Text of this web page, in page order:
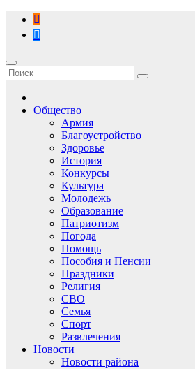
Перейти
содержимому
Общество
Армия
Благоустройство
Здоровье
История
Конкурсы
Культура
Молодежь
Образование
Патриотизм
Погода
Помощь
Пособия и Пенсии
Праздники
Религия
СВО
Семья
Спорт
Развлечения
Новости
Новости района